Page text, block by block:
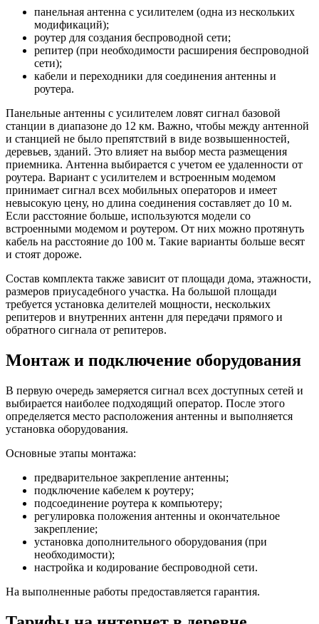
панельная антенна с усилителем (одна из нескольких
модификаций);
роутер для создания беспроводной сети;
репитер (при необходимости расширения беспроводной
сети);
кабели и переходники для соединения антенны и
роутера.
Панельные антенны с усилителем ловят сигнал базовой
станции в диапазоне до 12 км. Важно, чтобы между антенной
и станцией не было препятствий в виде возвышенностей,
деревьев, зданий. Это влияет на выбор места размещения
приемника. Антенна выбирается с учетом ее удаленности от
роутера. Вариант с усилителем и встроенным модемом
принимает сигнал всех мобильных операторов и имеет
невысокую цену, но длина соединения составляет до 10 м.
Если расстояние больше, используются модели со
встроенными модемом и роутером. От них можно протянуть
кабель на расстояние до 100 м. Такие варианты больше весят
и стоят дороже.
Состав комплекта также зависит от площади дома, этажности,
размеров приусадебного участка. На большой площади
требуется установка делителей мощности, нескольких
репитеров и внутренних антенн для передачи прямого и
обратного сигнала от репитеров.
Монтаж и подключение оборудования
В первую очередь замеряется сигнал всех доступных сетей и
выбирается наиболее подходящий оператор. После этого
определяется место расположения антенны и выполняется
установка оборудования.
Основные этапы монтажа:
предварительное закрепление антенны;
подключение кабелем к роутеру;
подсоединение роутера к компьютеру;
регулировка положения антенны и окончательное
закрепление;
установка дополнительного оборудования (при
необходимости);
настройка и кодирование беспроводной сети.
На выполненные работы предоставляется гарантия.